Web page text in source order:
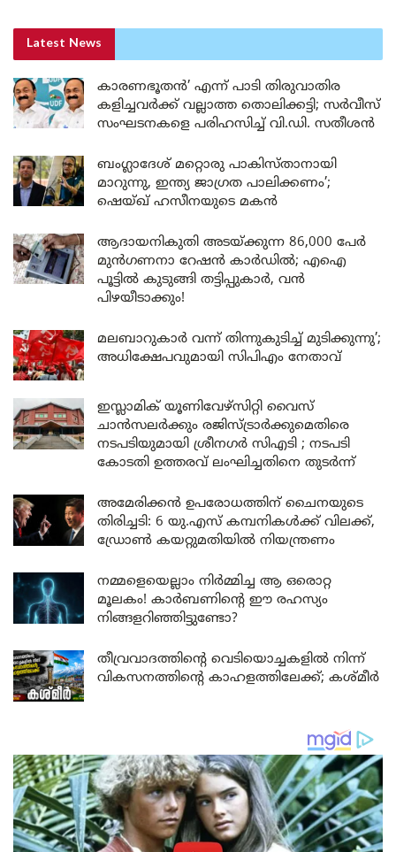
Latest News
കാരണഭൂതൻ’ എന്ന് പാടി തിരുവാതിര
കളിച്ചവർക്ക് വല്ലാത്ത തൊലിക്കട്ടി; സർവീസ്
സംഘടനകളെ പരിഹസിച്ച് വി.ഡി. സതീശൻ
ബംഗ്ലാദേശ് മറ്റൊരു പാകിസ്താനായി
മാറുന്നു, ഇന്ത്യ ജാഗ്രത പാലിക്കണം’;
ഷെയ്ഖ് ഹസീനയുടെ മകൻ
ആദായനികുതി അടയ്ക്കുന്ന 86,000 പേർ
മുൻഗണനാ റേഷൻ കാർഡിൽ; എഐ
പൂട്ടിൽ കുടുങ്ങി തട്ടിപ്പുകാർ, വൻ
പിഴയീടാക്കും!
മലബാറുകാർ വന്ന് തിന്നുകുടിച്ച് മുടിക്കുന്നു’;
അധിക്ഷേപവുമായി സിപിഎം നേതാവ്
ഇസ്ലാമിക് യൂണിവേഴ്സിറ്റി വൈസ്
ചാൻസലർക്കും രജിസ്ട്രാർക്കുമെതിരെ
നടപടിയുമായി ശ്രീനഗർ സിഎടി ; നടപടി
കോടതി ഉത്തരവ് ലംഘിച്ചതിനെ തുടർന്ന്
അമേരിക്കൻ ഉപരോധത്തിന് ചൈനയുടെ
തിരിച്ചടി: 6 യു.എസ് കമ്പനികൾക്ക് വിലക്ക്,
ഡ്രോൺ കയറ്റുമതിയിൽ നിയന്ത്രണം
നമ്മളെയെല്ലാം നിർമ്മിച്ച ആ ഒരൊറ്റ
മൂലകം! കാർബണിന്റെ ഈ രഹസ്യം
നിങ്ങളറിഞ്ഞിട്ടുണ്ടോ?
തീവ്രവാദത്തിന്റെ വെടിയൊച്ചകളിൽ നിന്ന്
വികസനത്തിന്റെ കാഹളത്തിലേക്ക്; കശ്മീർ